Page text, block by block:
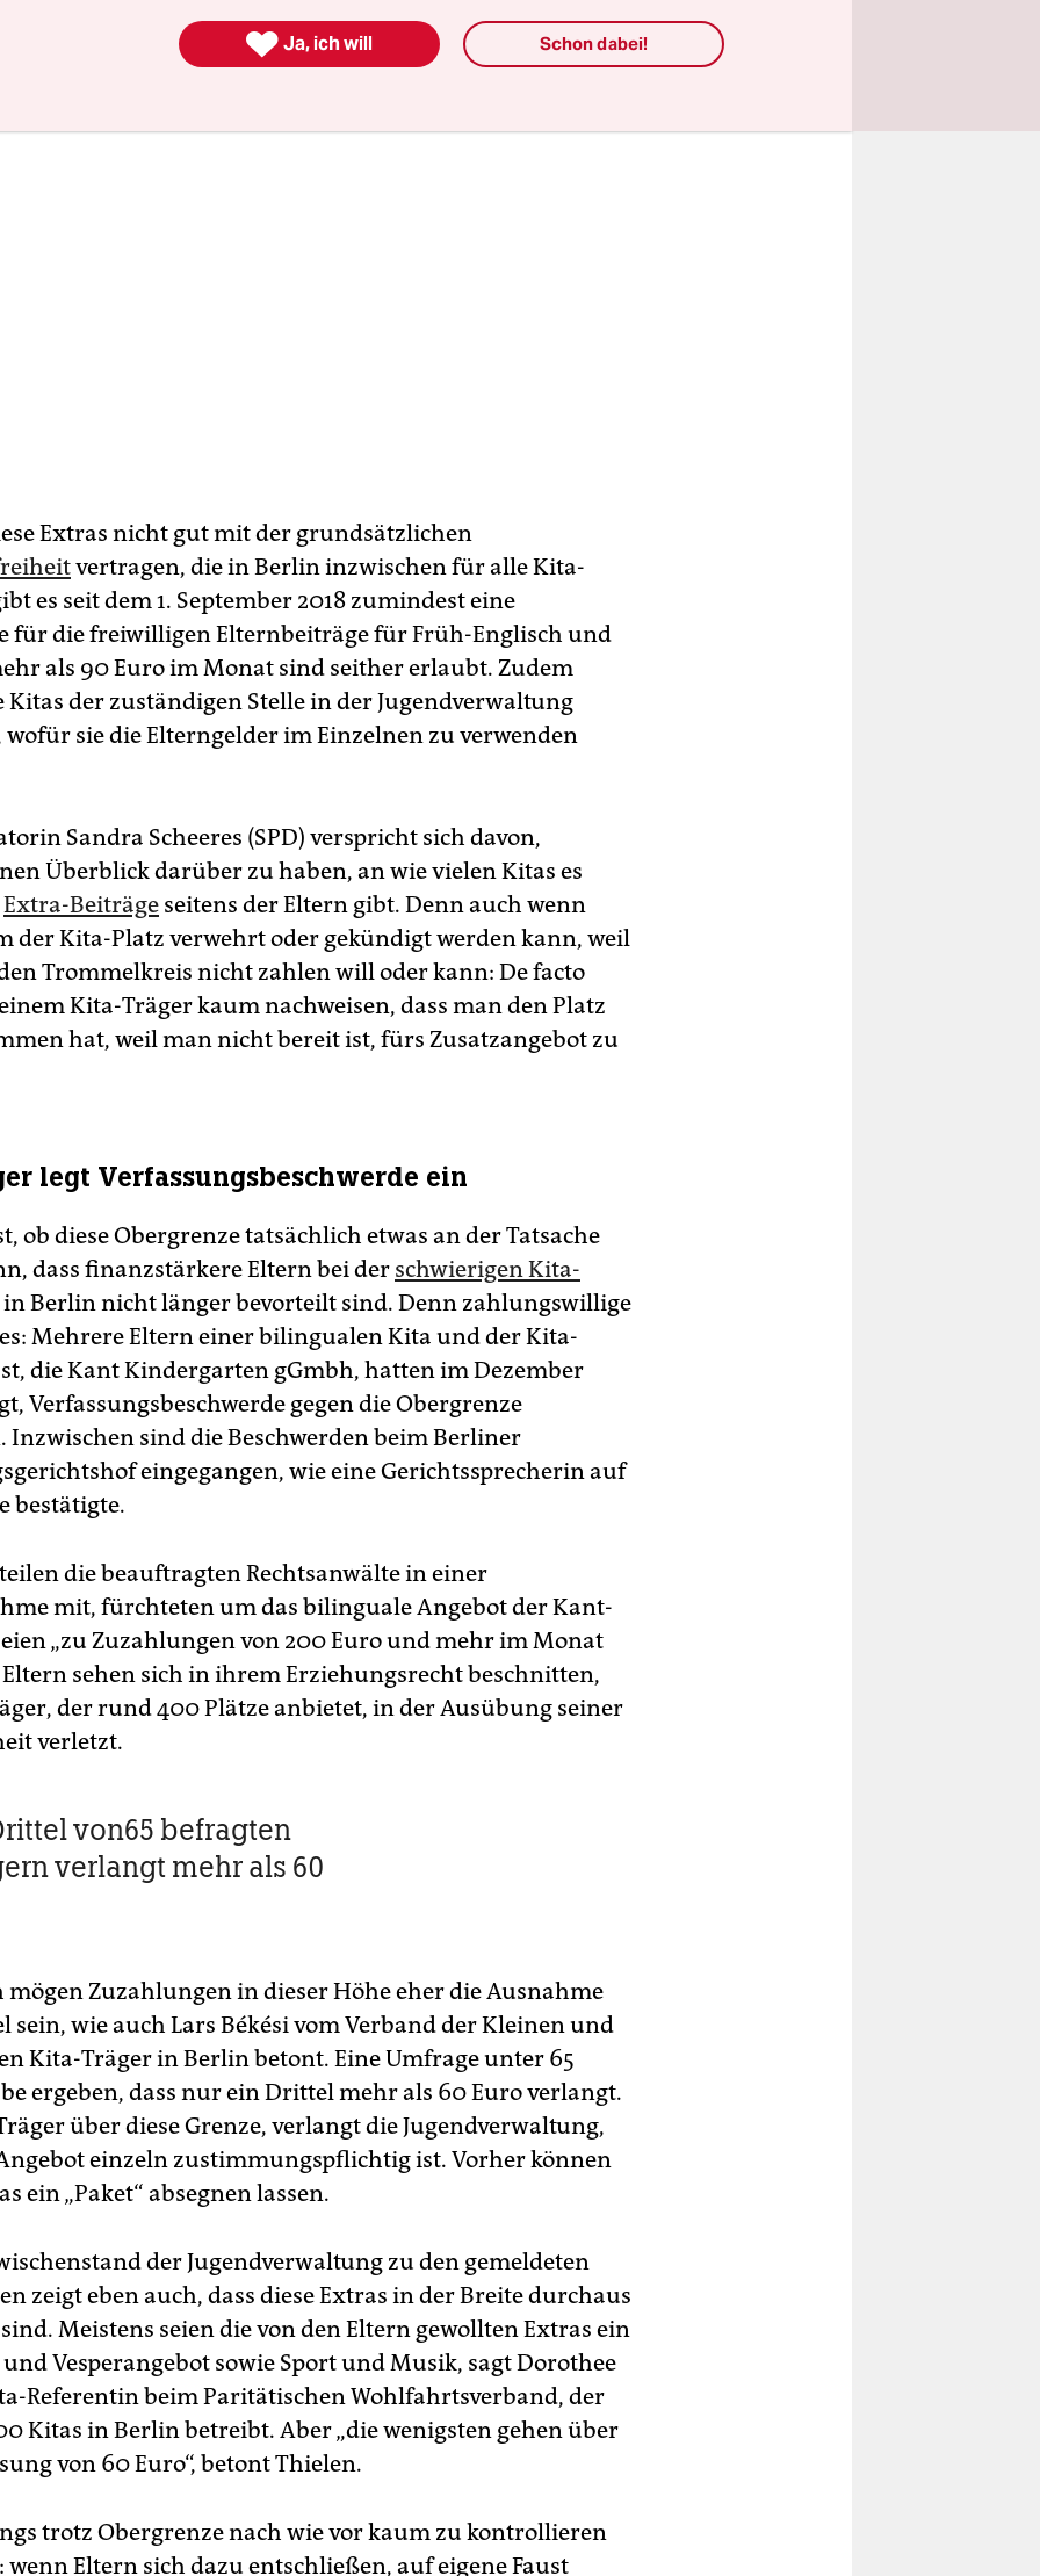
soll in den nächsten Wochen folgen, „wenn alle Kitas
Extras nicht gut mit der grundsätzlichen
vertragen, die in Berlin inzwischen für alle Kita-
es seit dem 1. September 2018 zumindest eine
für die freiwilligen Elternbeiträge für Früh-Englisch und
als 90 Euro im Monat sind seither erlaubt. Zudem
Kitas der zuständigen Stelle in der Jugendverwaltung
wofür sie die Elterngelder im Einzelnen zu verwenden
Sandra Scheeres (SPD) verspricht sich davon,
Überblick darüber zu haben, an wie vielen Kitas es
Extra-Beiträge seitens der Eltern gibt. Denn auch wenn
der Kita-Platz verwehrt oder gekündigt werden kann, weil
Trommelkreis nicht zahlen will oder kann: De facto
Kita-Träger kaum nachweisen, dass man den Platz
hat, weil man nicht bereit ist, fürs Zusatzangebot zu
legt Verfassungsbeschwerde ein
ob diese Obergrenze tatsächlich etwas an der Tatsache
dass finanzstärkere Eltern bei der schwierigen Kita-
in Berlin nicht länger bevorteilt sind. Denn zahlungswillige
Mehrere Eltern einer bilingualen Kita und der Kita-
die Kant Kindergarten gGmbh, hatten im Dezember
Verfassungsbeschwerde gegen die Obergrenze
Inzwischen sind die Beschwerden beim Berliner
eingegangen, wie eine Gerichtssprecherin auf
bestätigte.
die beauftragten Rechtsanwälte in einer
mit, fürchteten um das bilinguale Angebot der Kant-
„zu Zuzahlungen von 200 Euro und mehr im Monat
Eltern sehen sich in ihrem Erziehungsrecht beschnitten,
der rund 400 Plätze anbietet, in der Ausübung seiner
verletzt.
von65 befragten
verlangt mehr als 60
mögen Zuzahlungen in dieser Höhe eher die Ausnahme
sein, wie auch Lars Békési vom Verband der Kleinen und
Kita-Träger in Berlin betont. Eine Umfrage unter 65
ergeben, dass nur ein Drittel mehr als 60 Euro verlangt.
über diese Grenze, verlangt die Jugendverwaltung,
einzeln zustimmungspflichtig ist. Vorher können
ein „Paket“ absegnen lassen.
der Jugendverwaltung zu den gemeldeten
zeigt eben auch, dass diese Extras in der Breite durchaus
Meistens seien die von den Eltern gewollten Extras ein
Vesperangebot sowie Sport und Musik, sagt Dorothee
Referentin beim Paritätischen Wohlfahrtsverband, der
Kitas in Berlin betreibt. Aber „die wenigsten gehen über
von 60 Euro“, betont Thielen.
trotz Obergrenze nach wie vor kaum zu kontrollieren
wenn Eltern sich dazu entschließen, auf eigene Faust
 Ja, ich will Schon dabei!